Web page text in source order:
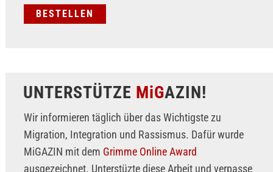
UNTERSTÜTZE MiGAZIN!
Wir informieren täglich über das Wichtigste zu
Migration, Integration und Rassismus. Dafür wurde
MiGAZIN mit dem Grimme Online Award
ausgezeichnet. Unterstüzte diese Arbeit und verpasse